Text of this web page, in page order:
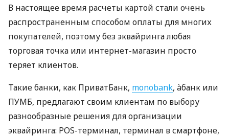
В настоящее время расчеты картой стали очень
распространенным способом оплаты для многих
покупателей, поэтому без эквайринга любая
торговая точка или интернет-магазин просто
теряет клиентов.
Такие банки, как ПриватБанк, monobank, àбанк или
ПУМБ, предлагают своим клиентам по выбору
разнообразные решения для организации
эквайринга: POS-терминал, терминал в смартфоне,